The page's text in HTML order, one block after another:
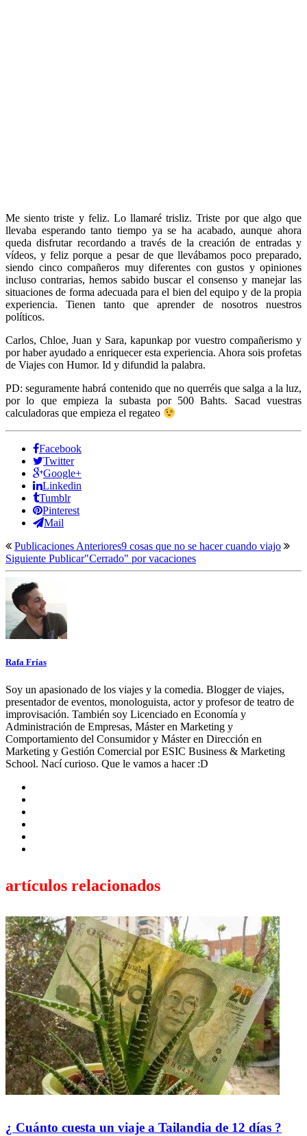
Me siento triste y feliz. Lo llamaré trisliz. Triste por que algo que
llevaba esperando tanto tiempo ya se ha acabado, aunque ahora
queda disfrutar recordando a través de la creación de entradas y
vídeos, y feliz porque a pesar de que llevábamos poco preparado,
siendo cinco compañeros muy diferentes con gustos y opiniones
incluso contrarias, hemos sabido buscar el consenso y manejar las
situaciones de forma adecuada para el bien del equipo y de la propia
experiencia. Tienen tanto que aprender de nosotros nuestros
políticos.
Carlos, Chloe, Juan y Sara, kapunkap por vuestro compañerismo y
por haber ayudado a enriquecer esta experiencia. Ahora sois profetas
de Viajes con Humor. Id y difundid la palabra.
PD: seguramente habrá contenido que no querréis que salga a la luz,
por lo que empieza la subasta por 500 Bahts. Sacad vuestras
calculadoras que empieza el regateo
Facebook
Twitter
Google+
Linkedin
Tumblr
Pinterest
Mail
Publicaciones Anteriores9 cosas que no se hacer cuando viajo
Siguiente Publicar"Cerrado" por vacaciones
Rafa Frías
Soy un apasionado de los viajes y la comedia. Blogger de viajes,
presentador de eventos, monologuista, actor y profesor de teatro de
improvisación. También soy Licenciado en Economía y
Administración de Empresas, Máster en Marketing y
Comportamiento del Consumidor y Máster en Dirección en
Marketing y Gestión Comercial por ESIC Business & Marketing
School. Nací curioso. Que le vamos a hacer :D
artículos relacionados
¿ Cuánto cuesta un viaje a Tailandia de 12 días ?